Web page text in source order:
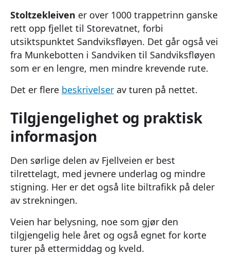
Stoltzekleiven er over 1000 trappetrinn ganske
rett opp fjellet til Storevatnet, forbi
utsiktspunktet Sandviksfløyen. Det går også vei
fra Munkebotten i Sandviken til Sandviksfløyen
som er en lengre, men mindre krevende rute.
Det er flere beskrivelser av turen på nettet.
Tilgjengelighet og praktisk
informasjon
Den sørlige delen av Fjellveien er best
tilrettelagt, med jevnere underlag og mindre
stigning. Her er det også lite biltrafikk på deler
av strekningen.
Veien har belysning, noe som gjør den
tilgjengelig hele året og også egnet for korte
turer på ettermiddag og kveld.